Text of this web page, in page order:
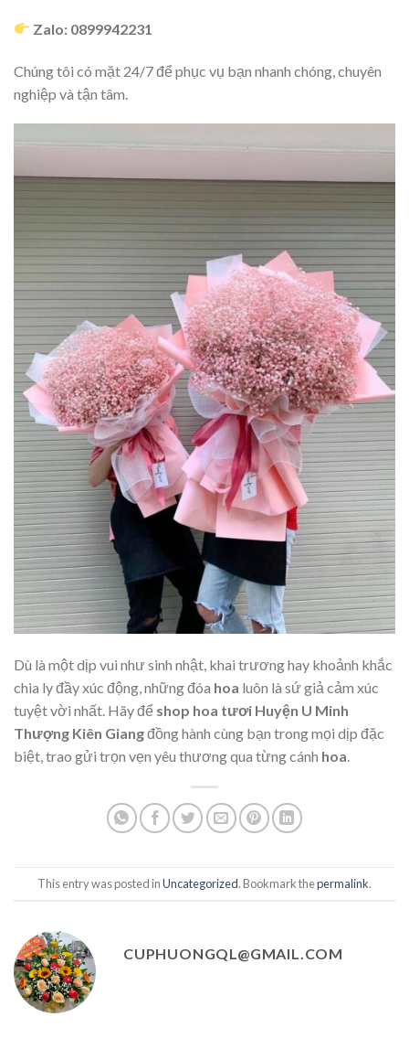
Zalo: 0899942231
Chúng tôi có mặt 24/7 để phục vụ bạn nhanh chóng, chuyên
nghiệp và tận tâm.
Dù là một dịp vui như sinh nhật, khai trương hay khoảnh khắc
chia ly đầy xúc động, những đóa hoa luôn là sứ giả cảm xúc
tuyệt vời nhất. Hãy để shop hoa tươi Huyện U Minh
Thượng Kiên Giangđồng hành cùng bạn trong mọi dịp đặc
biệt, trao gửi trọn vẹn yêu thương qua từng cánh hoa
This entry was posted inUncategorized. Bookmark thepermalink.
CUPHUONGQL@GMAIL.COM